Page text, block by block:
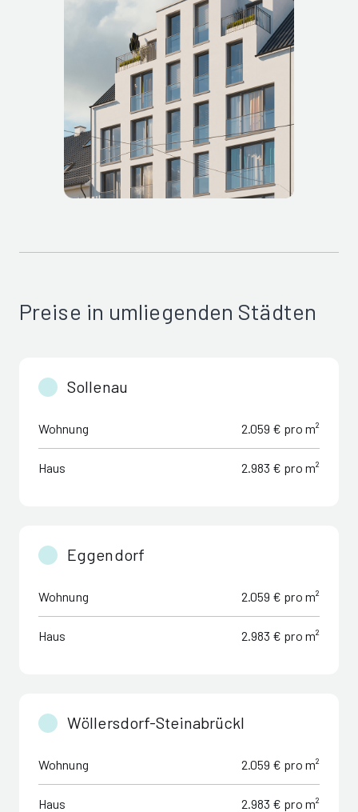
Preise in umliegenden Städten
Sollenau
Wohnung 2.059 € pro m²
Haus 2.983 € pro m²
Eggendorf
Wohnung 2.059 € pro m²
Haus 2.983 € pro m²
Wöllersdorf-Steinabrückl
Wohnung 2.059 € pro m²
Haus 2.983 € pro m²